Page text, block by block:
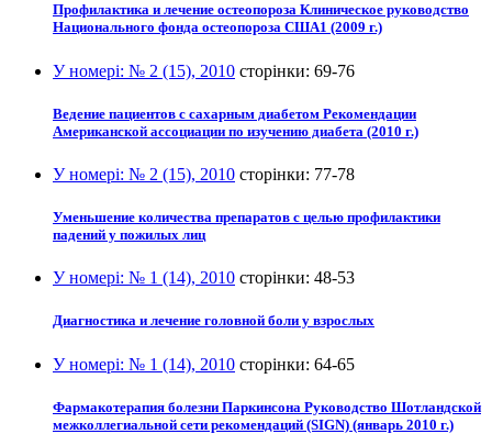
Профилактика и лечение остеопороза Клиническое руководство
Национального фонда остеопороза США1 (2009 г.)
У номері: № 2 (15), 2010 сторінки: 69-76
Ведение пациентов с сахарным диабетом Рекомендации
Американской ассоциации по изучению диабета (2010 г.)
У номері: № 2 (15), 2010 сторінки: 77-78
Уменьшение количества препаратов с целью профилактики
падений у пожилых лиц
У номері: № 1 (14), 2010 сторінки: 48-53
Диагностика и лечение головной боли у взрослых
У номері: № 1 (14), 2010 сторінки: 64-65
Фармакотерапия болезни Паркинсона Руководство Шотландской
межколлегиальной сети рекомендаций (SIGN) (январь 2010 г.)